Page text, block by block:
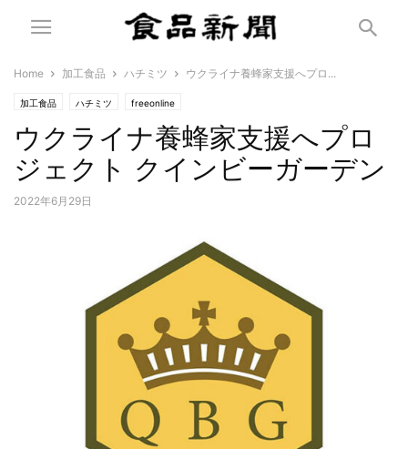
Home 加工食品 ハチミツ ウクライナ養蜂家支援へプロ...
加工食品 ハチミツ freeonline
ウクライナ養蜂家支援へプロ
ジェクト クインビーガーデン
2022年6月29日